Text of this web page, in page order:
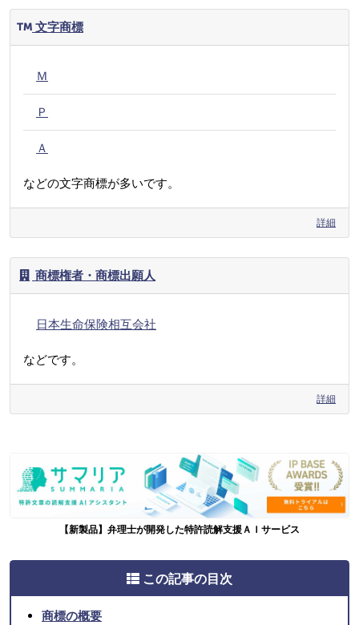
文字商標
Ｍ
Ｐ
Ａ
などの文字商標が多いです。
詳細
商標権者・商標出願人
日本生命保険相互会社
などです。
詳細
【新製品】弁理士が開発した特許読解支援ＡＩサービス
この記事の目次
商標の概要